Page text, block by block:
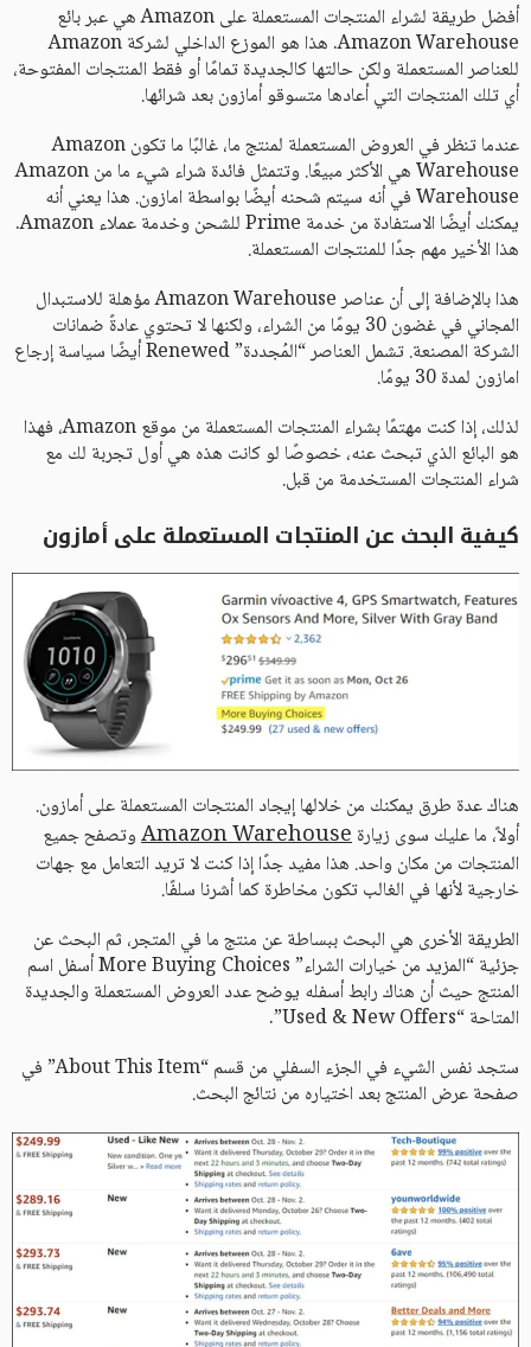
أفضل طريقة لشراء المنتجات المستعملة على Amazon هي عبر بائع
Amazon Warehouse. هذا هو الموزع الداخلي لشركة Amazon
للعناصر المستعملة ولكن حالتها كالجديدة تمامًا أو فقط المنتجات المفتوحة،
أي تلك المنتجات التي أعادها متسوقو أمازون بعد شرائها.
عندما تنظر في العروض المستعملة لمنتج ما، غالبًا ما تكون Amazon
Warehouse هي الأكثر مبيعًا. وتتمثل فائدة شراء شيء ما من Amazon
Warehouse في أنه سيتم شحنه أيضًا بواسطة امازون. هذا يعني أنه
يمكنك أيضًا الاستفادة من خدمة Prime للشحن وخدمة عملاء Amazon.
هذا الأخير مهم جدًا للمنتجات المستعملة.
هذا بالإضافة إلى أن عناصر Amazon Warehouse مؤهلة للاستبدال
المجاني في غضون 30 يومًا من الشراء، ولكنها لا تحتوي عادةً ضمانات
الشركة المصنعة. تشمل العناصر “المُجددة” Renewed أيضًا سياسة إرجاع
امازون لمدة 30 يومًا.
لذلك، إذا كنت مهتمًا بشراء المنتجات المستعملة من موقع Amazon، فهذا
هو البائع الذي تبحث عنه، خصوصًا لو كانت هذه هي أول تجربة لك مع
شراء المنتجات المستخدمة من قبل.
كيفية البحث عن المنتجات المستعملة على أمازون
هناك عدة طرق يمكنك من خلالها إيجاد المنتجات المستعملة على أمازون.
أولاً، ما عليك سوى زيارةAmazon Warehouseوتصفح جميع
المنتجات من مكان واحد. هذا مفيد جدًا إذا كنت لا تريد التعامل مع جهات
خارجية لأنها في الغالب تكون مخاطرة كما أشرنا سلفًا.
الطريقة الأخرى هي البحث ببساطة عن منتج ما في المتجر، ثم البحث عن
جزئية “المزيد من خيارات الشراء” More Buying Choices أسفل اسم
المنتج حيث أن هناك رابط أسفله يوضح عدد العروض المستعملة والجديدة
المتاحة “Used & New Offers”.
ستجد نفس الشيء في الجزء السفلي من قسم “About This Item” في
صفحة عرض المنتج بعد اختياره من نتائج البحث.